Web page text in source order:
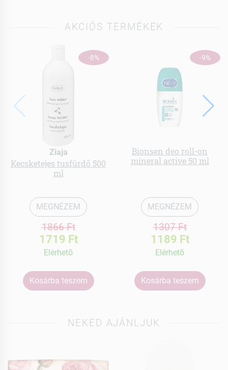
AKCIÓS TERMÉKEK
-8%
Ziaja
Kecsketejes tusfürdő 500
ml
MEGNÉZEM
1866 Ft
1719 Ft
Elérhetõ
Kosárba teszem
-9%
Bionsen deo roll-on
mineral active 50 ml
MEGNÉZEM
1307 Ft
1189 Ft
Elérhetõ
Kosárba teszem
NEKED AJÁNLJUK